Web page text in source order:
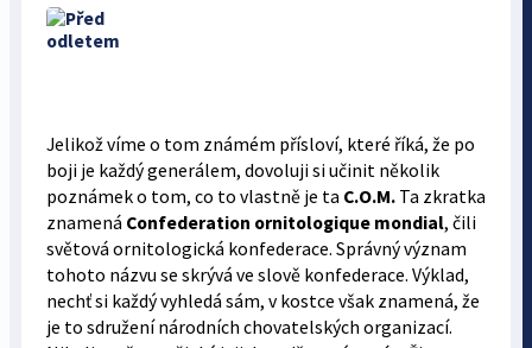
Jelikož víme o tom známém přísloví, které říká, že po
boji je každý generálem, dovoluji si učinit několik
poznámek o tom, co to vlastně je ta C.O.M.Ta zkratka
znamená Confederation ornitologique mondial, čili
světová ornitologická konfederace. Správný význam
tohoto názvu se skrývá ve slově konfederace. Výklad,
nechť si každý vyhledá sám, v kostce však znamená, že
je to sdružení národních chovatelských organizací.